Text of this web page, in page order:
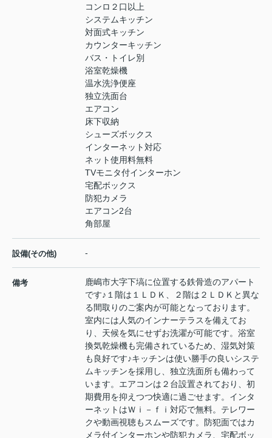
コンロ２口以上
システムキッチン
対面式キッチン
カウンターキッチン
バス・トイレ別
浴室乾燥機
温水洗浄便座
独立洗面台
エアコン
床下収納
シューズボックス
インターネット対応
ネット使用料無料
TVモニタ付インターホン
宅配ボックス
防犯カメラ
エアコン2台
角部屋
設備(その他) -
備考
鹿嶋市大字下塙に位置する鉄骨造のアパート
です♪１階は１ＬＤＫ、２階は２ＬＤＫと異な
る間取りのご案内が可能となっております。
室内には人気のインナーテラスを備えてお
り、天候を気にせずお洗濯が可能です。浴室
換気乾燥機も完備されているため、湿気対策
も良好です♪キッチンは使い勝手の良いシステ
ムキッチンを採用し、独立洗面所も備わって
います。エアコンは２台設置されており、初
期費用を抑えつつ快適に過ごせます。インタ
ーネットはＷｉ－ｆｉ対応で無料。テレワー
クや動画視聴もスムーズです。防犯面ではカ
メラ付インターホンや防犯カメラ、宅配ボッ